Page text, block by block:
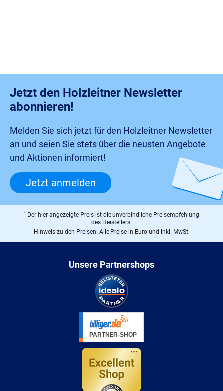
Jetzt den Holzleitner Newsletter
abonnieren!
Melden Sie sich jetzt für den Holzleitner Newsletter
an und seien Sie stets über die neusten Angebote
und Aktionen informiert!
Jetzt anmelden
¹ Der hier angezeigte Preis ist die unverbindliche Preisempfehlung
des Herstellers.
Hinweis zu den Preisen: Alle Preise in Euro und inkl. MwSt.
Unsere Partnershops